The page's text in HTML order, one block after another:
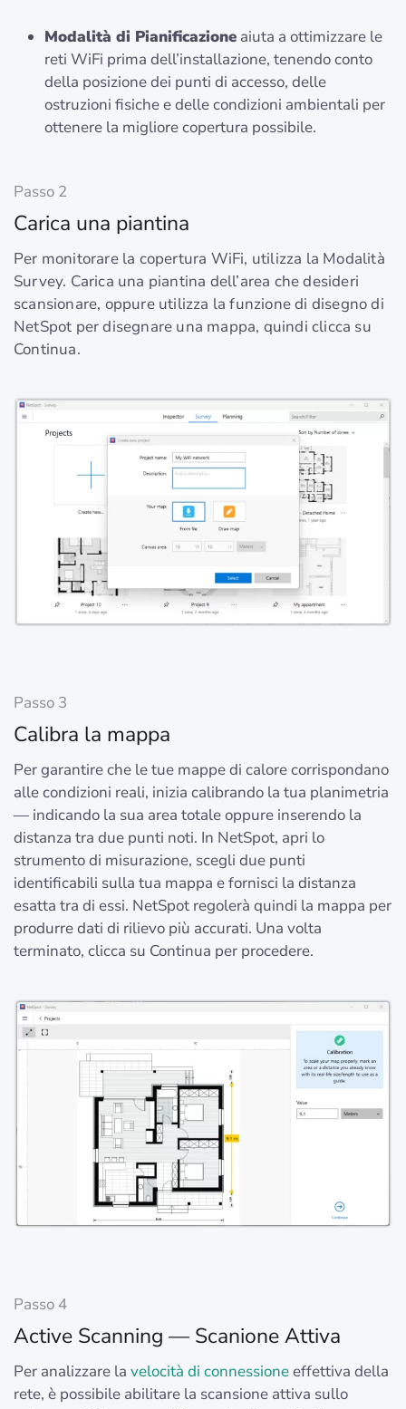
Modalità di Pianificazione aiuta a ottimizzare le
reti WiFi prima dell’installazione, tenendo conto
della posizione dei punti di accesso, delle
ostruzioni fisiche e delle condizioni ambientali per
ottenere la migliore copertura possibile.
Passo 2
Carica una piantina
Per monitorare la copertura WiFi, utilizza la Modalità
Survey. Carica una piantina dell’area che desideri
scansionare, oppure utilizza la funzione di disegno di
NetSpot per disegnare una mappa, quindi clicca su
Continua.
Passo 3
Calibra la mappa
Per garantire che le tue mappe di calore corrispondano
alle condizioni reali, inizia calibrando la tua planimetria
— indicando la sua area totale oppure inserendo la
distanza tra due punti noti. In NetSpot, apri lo
strumento di misurazione, scegli due punti
identificabili sulla tua mappa e fornisci la distanza
esatta tra di essi. NetSpot regolerà quindi la mappa per
produrre dati di rilievo più accurati. Una volta
terminato, clicca su Continua per procedere.
Passo 4
Active Scanning — Scanione Attiva
Per analizzare la velocità di connessioneeffettiva della
rete, è possibile abilitare la scansione attiva sullo